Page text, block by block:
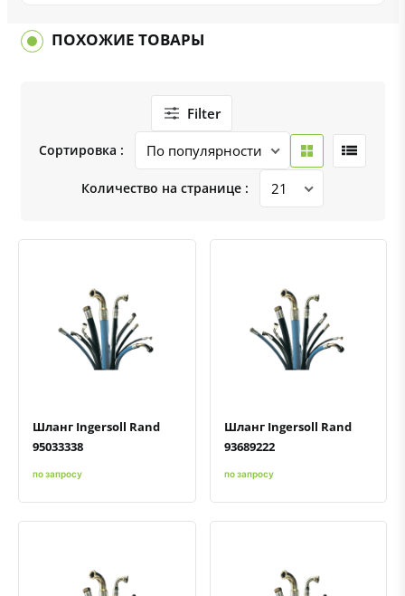
ПОХОЖИЕ ТОВАРЫ
Filter
Сортировка :
Количество на странице :
Быстрый просмотрДобавить к сравнению
Добавить в избранное
Шланг Ingersoll Rand
95033338
по запросу
Быстрый просмотрДобавить к сравнению
Добавить в избранное
Шланг Ingersoll Rand
93689222
по запросу